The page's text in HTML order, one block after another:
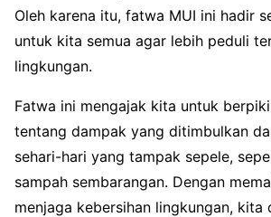
Oleh karena itu, fatwa MUI ini hadir
untuk kita semua agar lebih peduli
lingkungan.
Fatwa ini mengajak kita untuk
tentang dampak yang ditimbulkan
sehari-hari yang tampak sepele,
sampah sembarangan. Dengan
menjaga kebersihan lingkungan, kita